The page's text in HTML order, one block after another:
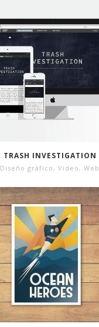
TRASH INVESTIGATION
Diseño gráfico , Video , Web